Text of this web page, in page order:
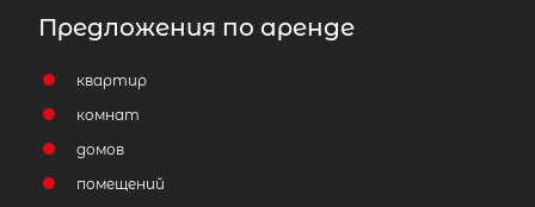
Предложения по аренде
квартир
комнат
домов
помещений